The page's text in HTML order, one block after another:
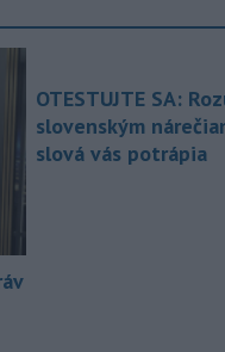
OTESTUJTE SA:
slovenským
slová vás potrápia